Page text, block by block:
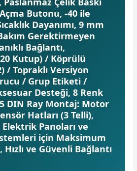
Butonu, -40 ile
Dayanımı, 9 mm
Gerektirmeyen
Bağlantı,
Kutup) / Köprülü
/ Topraklı Versiyon
/ Grup Etiketi /
Desteği, 8 Renk
DIN Ray Montaj: Motor
Hatları (3 Telli),
Elektrik Panoları ve
için Maksimum
ve Güvenli Bağlantı